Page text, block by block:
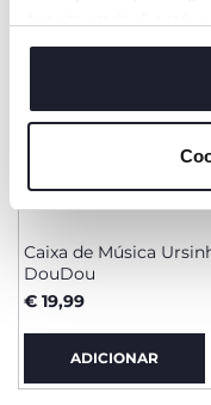
cookies. Se quiser
consentimento de
"mostrar detalhes".
são necessários e
funcionamento desta
Caixa de Música
DouDou
€ 19,99
ADICIONAR